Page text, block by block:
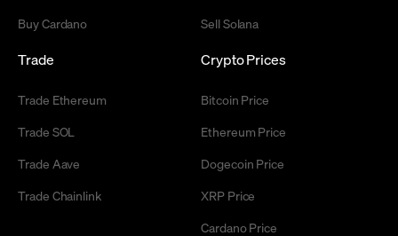
Buy Cardano
Sell Solana
Trade
Trade Ethereum
Trade SOL
Trade Aave
Trade Chainlink
Crypto Prices
Bitcoin Price
Ethereum Price
Dogecoin Price
XRP Price
Cardano Price